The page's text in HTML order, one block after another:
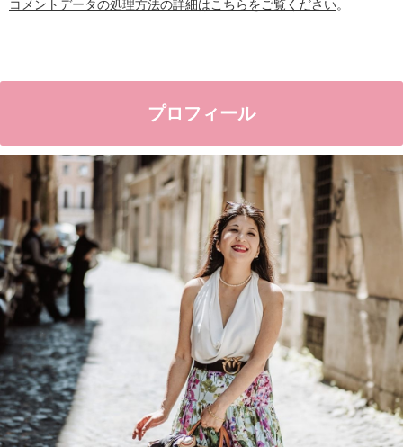
コメントデータの処理方法の詳細はこちらをご覧ください。
プロフィール